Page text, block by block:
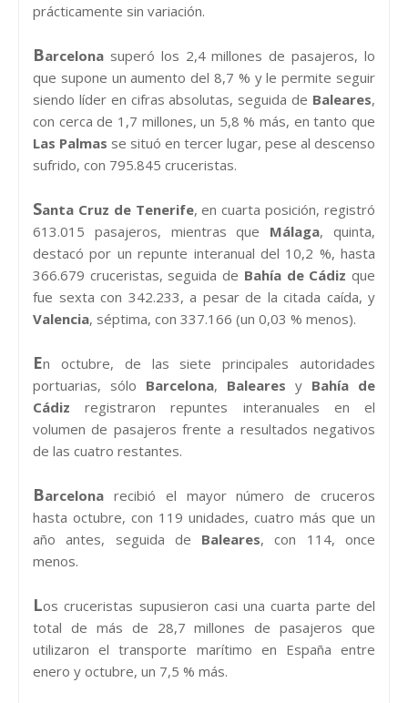
prácticamente sin variación.
Barcelona superó los 2,4 millones de pasajeros, lo
que supone un aumento del 8,7 % y le permite seguir
siendo líder en cifras absolutas, seguida de Baleares,
con cerca de 1,7 millones, un 5,8 % más, en tanto que
Las Palmas se situó en tercer lugar, pese al descenso
sufrido, con 795.845 cruceristas.
Santa Cruz de Tenerife, en cuarta posición, registró
613.015 pasajeros, mientras que Málaga, quinta,
destacó por un repunte interanual del 10,2 %, hasta
366.679 cruceristas, seguida de Bahía de Cádiz que
fue sexta con 342.233, a pesar de la citada caída, y
Valencia, séptima, con 337.166 (un 0,03 % menos).
En octubre, de las siete principales autoridades
portuarias, sólo Barcelona, Baleares y Bahía de
Cádiz registraron repuntes interanuales en el
volumen de pasajeros frente a resultados negativos
de las cuatro restantes.
Barcelona recibió el mayor número de cruceros
hasta octubre, con 119 unidades, cuatro más que un
año antes, seguida de Baleares, con 114, once
menos.
Los cruceristas supusieron casi una cuarta parte del
total de más de 28,7 millones de pasajeros que
utilizaron el transporte marítimo en España entre
enero y octubre, un 7,5 % más.